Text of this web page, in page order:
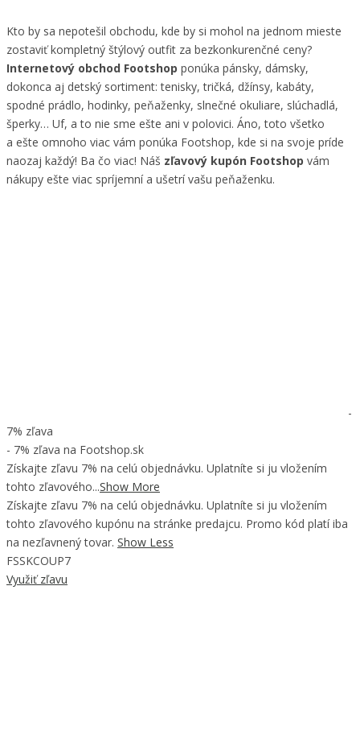
Kto by sa nepotešil obchodu, kde by si mohol na jednom mieste
zostaviť kompletný štýlový outfit za bezkonkurenčné ceny?
Internetový obchod Footshop ponúka pánsky, dámsky,
dokonca aj detský sortiment: tenisky, tričká, džínsy, kabáty,
spodné prádlo, hodinky, peňaženky, slnečné okuliare, slúchadlá,
šperky… Uf, a to nie sme ešte ani v polovici. Áno, toto všetko
a ešte omnoho viac vám ponúka Footshop, kde si na svoje príde
naozaj každý! Ba čo viac! Náš zľavový kupón Footshop vám
nákupy ešte viac spríjemní a ušetrí vašu peňaženku.
-
7% zľava
- 7% zľava na Footshop.sk
Získajte zľavu 7% na celú objednávku. Uplatníte si ju vložením
tohto zľavového...Show More
Získajte zľavu 7% na celú objednávku. Uplatníte si ju vložením
tohto zľavového kupónu na stránke predajcu. Promo kód platí iba
na nezľavnený tovar. Show Less
FSSKCOUP7
Využiť zľavu